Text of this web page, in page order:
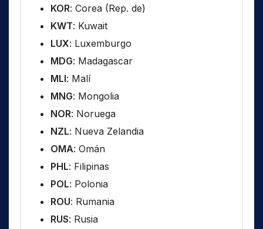
KOR: Corea (Rep. de)
KWT: Kuwait
LUX: Luxemburgo
MDG: Madagascar
MLI: Malí
MNG: Mongolia
NOR: Noruega
NZL: Nueva Zelandia
OMA: Omán
PHL: Filipinas
POL: Polonia
ROU: Rumania
RUS: Rusia